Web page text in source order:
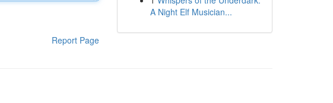
Report Page
A Night Elf Musician...